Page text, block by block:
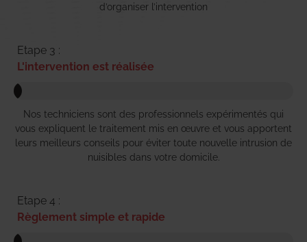
d’organiser l’intervention
Etape 3 :
L'intervention est réalisée
Nos techniciens sont des professionnels expérimentés qui
vous expliquent le traitement mis en œuvre et vous apportent
leurs meilleurs conseils pour éviter toute nouvelle intrusion de
nuisibles dans votre domicile.
Etape 4 :
Règlement simple et rapide